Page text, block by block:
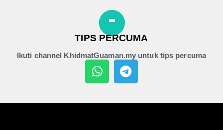
TIPS PERCUMA
Ikuti channel KhidmatGuaman.my untuk tips percuma